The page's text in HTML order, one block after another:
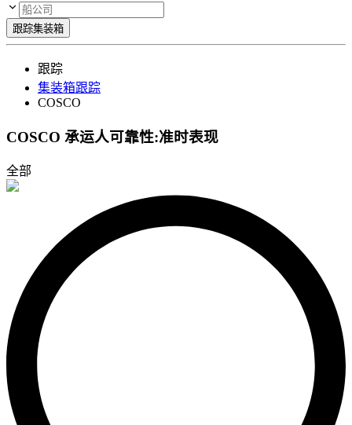
跟踪集装箱
跟踪
集装箱跟踪
COSCO
COSCO 承运人可靠性:准时表现
全部